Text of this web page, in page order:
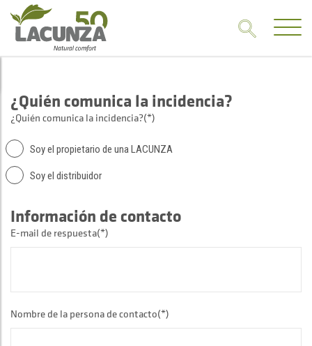
¿Quién comunica la incidencia?
¿Quién comunica la incidencia?(*)
Soy el propietario de una LACUNZA
Soy el distribuidor
Información de contacto
E-mail de respuesta(*)
Nombre de la persona de contacto(*)